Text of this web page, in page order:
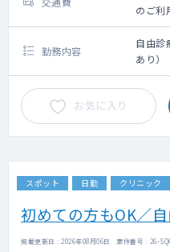
のご利
クシー
勤務内容
自由診
あり）
お気に入り
スポット 日勤 クリニック
初めての方もOK／
掲載更新日 : 2026年08月06日 案件番号 : 26-